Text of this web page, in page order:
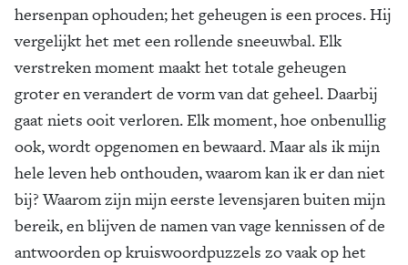
hersenpan ophouden; het geheugen is een proces. Hij
vergelijkt het met een rollende sneeuwbal. Elk
verstreken moment maakt het totale geheugen
groter en verandert de vorm van dat geheel. Daarbij
gaat niets ooit verloren. Elk moment, hoe onbenullig
ook, wordt opgenomen en bewaard. Maar als ik mijn
hele leven heb onthouden, waarom kan ik er dan niet
bij? Waarom zijn mijn eerste levensjaren buiten mijn
bereik, en blijven de namen van vage kennissen of de
antwoorden op kruiswoordpuzzels zo vaak op het